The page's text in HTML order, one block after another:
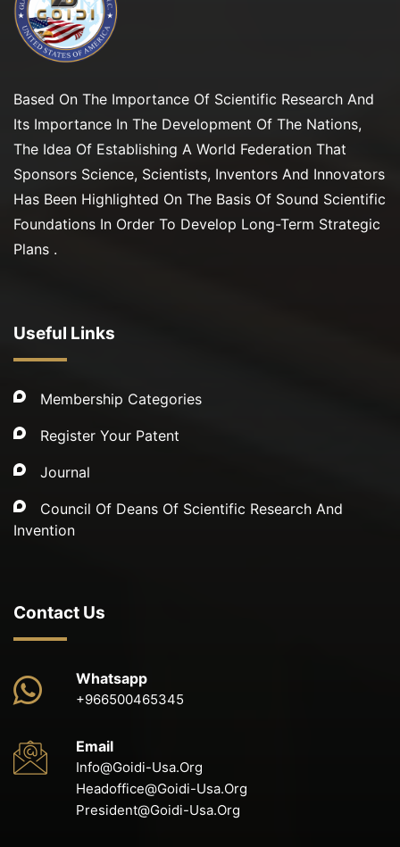
Based On The Importance Of Scientific Research And
Its Importance In The Development Of The Nations,
The Idea Of Establishing A World Federation That
Sponsors Science, Scientists, Inventors And Innovators
Has Been Highlighted On The Basis Of Sound Scientific
Foundations In Order To Develop Long-Term Strategic
Plans .
Useful Links
Membership Categories
Register Your Patent
Journal
Council Of Deans Of Scientific Research And
Invention
Contact Us
Whatsapp
+966500465345
Email
Info@goidi-Usa.org
Headoffice@goidi-Usa.org
President@goidi-Usa.org